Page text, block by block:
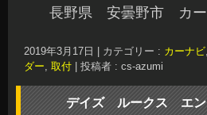
長野県 安曇野市 カー
2019年3月17日 カテゴリー : カーナビ,
ダー, 取付 投稿者 : cs-azumi
デイズ ルークス エン